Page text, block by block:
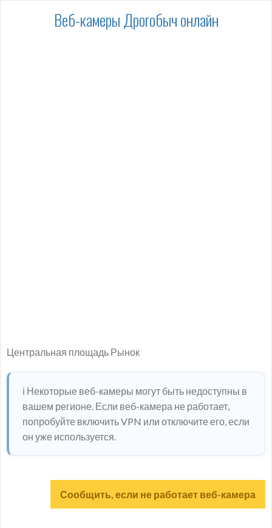
Веб-камеры Дрогобыч онлайн
Центральная площадь Рынок
ℹ️ Некоторые веб-камеры могут быть недоступны в
вашем регионе. Если веб-камера не работает,
попробуйте включить VPN или отключите его, если
он уже используется.
Сообщить, если не работает веб-камера